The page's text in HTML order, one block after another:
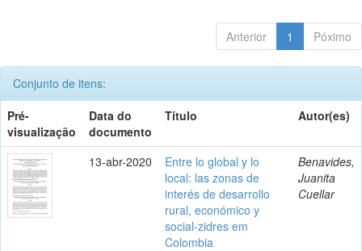
Anterior 1 Póximo
Conjunto de itens:
Pré-
visualização
Data do
documento
Título Autor(es)
13-abr-2020
Entre lo global y lo
local: las zonas de
interés de desarrollo
rural, económico y
social-zidres em
Colombia
Benavides,
Juanita
Cuellar